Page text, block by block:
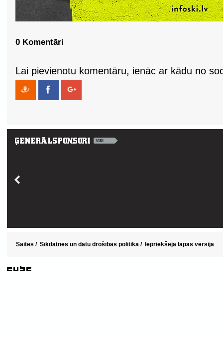
0 Komentāri
Lai pievienotu komentāru, ienāc ar kādu no
Saites / Sīkdatnes un datu drošības politika / Iepriekšējā lapas versija